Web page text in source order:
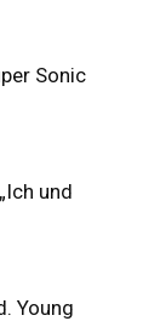
Sonic
und
Young